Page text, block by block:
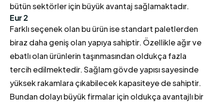
bütün sektörler için büyük avantaj sağlamaktadır.
Eur 2
Farklı seçenek olan bu ürün ise standart paletlerden
biraz daha geniş olan yapıya sahiptir. Özellikle ağır ve
ebatlı olan ürünlerin taşınmasından oldukça fazla
tercih edilmektedir. Sağlam gövde yapısı sayesinde
yüksek rakamlara çıkabilecek kapasiteye de sahiptir.
Bundan dolayı büyük firmalar için oldukça avantajlı bir